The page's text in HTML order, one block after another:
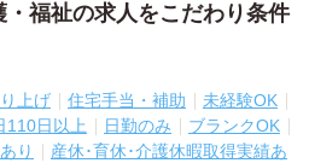
福祉の求人をこだわり条件
上げ 住宅手当・補助
未経験OK
110日以上 日勤のみ
ブランクOK
り
産休･育休･介護休暇取得実績あ